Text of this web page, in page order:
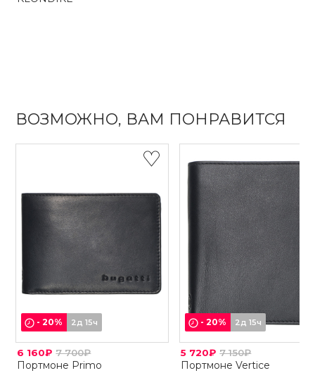
ВОЗМОЖНО, ВАМ ПОНРАВИТСЯ
-20% 2д 15ч
6 160₽ 7 700₽
Портмоне Primo
-20% 2д 15ч
5 720₽ 7 150₽
Портмоне Vertice